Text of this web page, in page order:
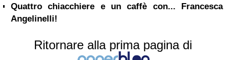
Quattro chiacchiere e un caffè con... Francesca
Angelinelli!
Ritornare alla prima pagina di